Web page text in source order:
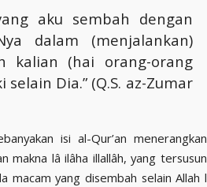
aku sembah dengan
dalam (menjalankan)
kalian (hai orang-orang
Dia.” (Q.S. az-Zumar
isi al-Qur’an menerangkan
makna lâ ilâha illallâh, yang tersusun
macam yang disembah selain Allah l